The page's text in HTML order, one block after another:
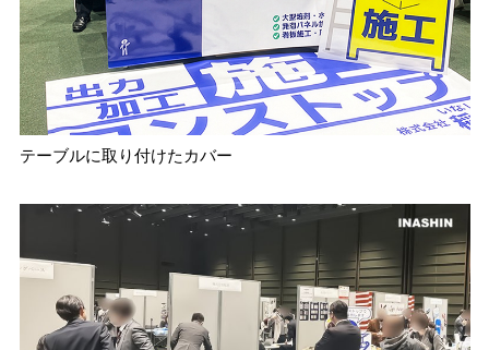
テーブルに取り付けたカバー